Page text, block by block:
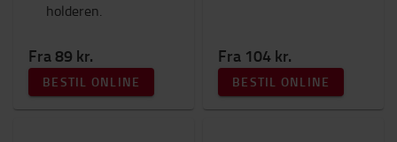
Motortruck (IC)
Kategori
RAM Mount holdere
holderen.
Fra 89 kr.
BESTIL ONLINE
Fra 104 kr.
BESTIL ONLINE